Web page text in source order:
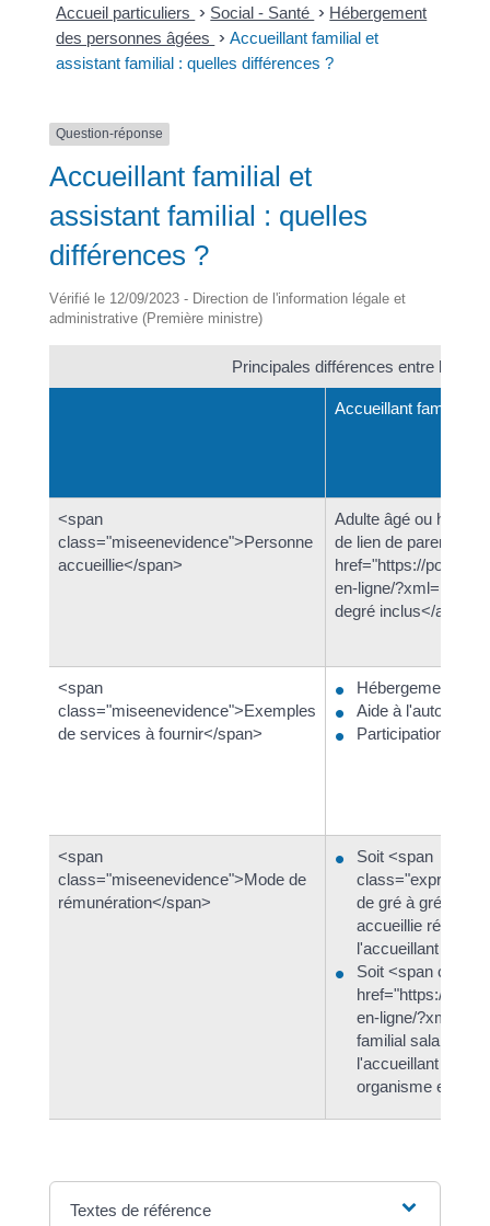
Accueil particuliers > Social - Santé > Hébergement
des personnes âgées > Accueillant familial et
assistant familial : quelles différences ?
Question-réponse
Accueillant familial et
assistant familial : quelles
différences ?
Vérifié le 12/09/2023 - Direction de l'information légale et
administrative (Première ministre)
Principales différences entre
Accueillant familial
<span
class="miseenevidence">Personne
accueillie</span>
Adulte âgé ou
de lien de parenté
href="https://
en-ligne/
degré inclus</a>
<span
class="miseenevidence">Exemples
de services à fournir</span>
Hébergement
Aide à l'autonomie
Participation à la
<span
class="miseenevidence">Mode de
rémunération</span>
Soit <span
de gré à gré</
accueillie
l'accueillant
Soit <span
href="https://
en-ligne/
familial salarié</
l'accueillant
organisme
Textes de référence